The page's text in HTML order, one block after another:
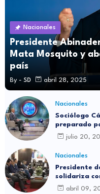
Nacionales
Presidente
Mata Mosquito y
país
By - SD abril 28, 2025
Nacionales
Sociólogo
preparado
julio 20,
Nacionales
Presidente
solidariza
abril 09,